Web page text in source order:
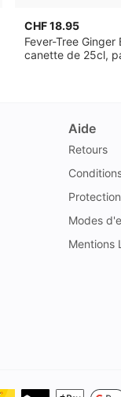
CHF 18.95
Fever-Tree Ginger
canette de 25cl,
Aide
Retours
Modes
Mentions